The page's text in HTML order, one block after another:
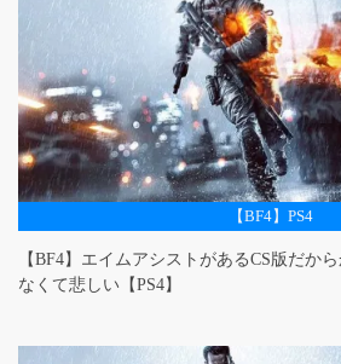
【BF4】PS4
【BF4】エイムアシストがあるCS版だか
なくて悲しい【PS4】